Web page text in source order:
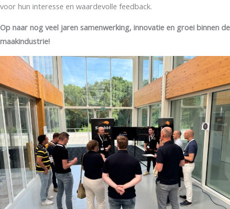
voor hun interesse en waardevolle feedback.
Op naar nog veel jaren samenwerking, innovatie en groei binnen de
maakindustrie!